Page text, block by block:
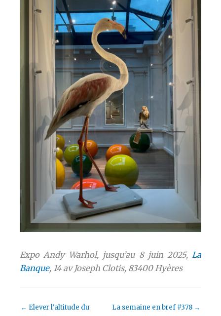
Expo Andy Warhol, jusqu’au 8 juin 2025, La
Banque, 14 av Joseph Clotis, 83400 Hyères
← Elever l'altitude du La semaine en bref #378 →